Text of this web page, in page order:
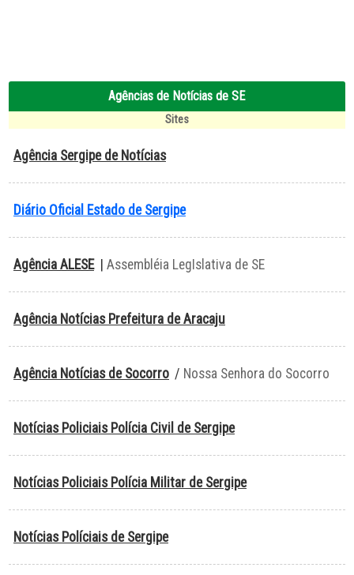
Agências de Notícias de SE
Sites
Agência Sergipe de Notícias
Diário Oficial Estado de Sergipe
Agência ALESE Assembléia LegIslativa de SE
Agência Notícias Prefeitura de Aracaju
Agência Notícias de Socorro / Nossa Senhora do Socorro
Notícias Policiais Polícia Civil de Sergipe
Notícias Policiais Polícia Militar de Sergipe
Notícias Políciais de Sergipe